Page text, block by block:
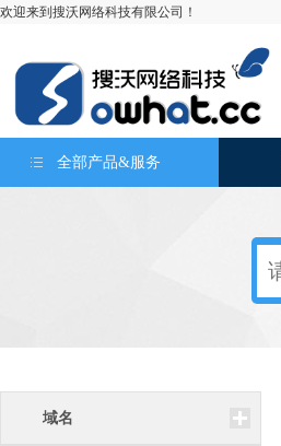
欢迎来到搜沃网络科技有限公司！
全部产品&服务
域名